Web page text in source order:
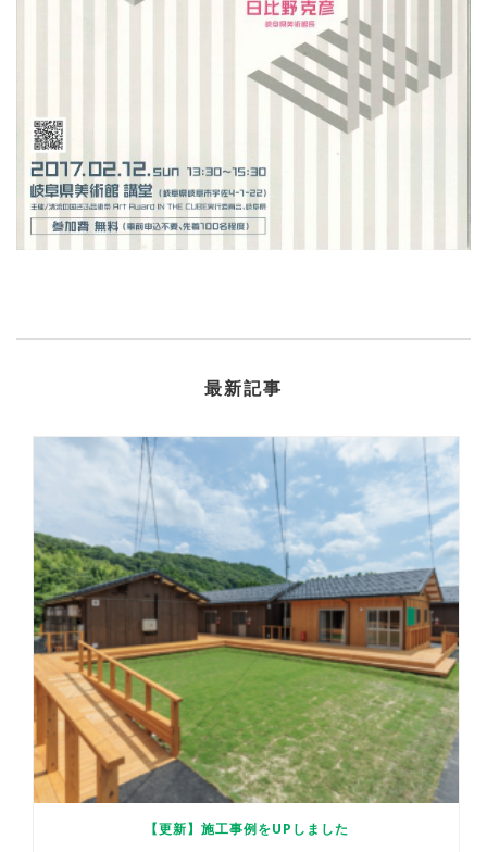
最新記事
【更新】施工事例をUPしました